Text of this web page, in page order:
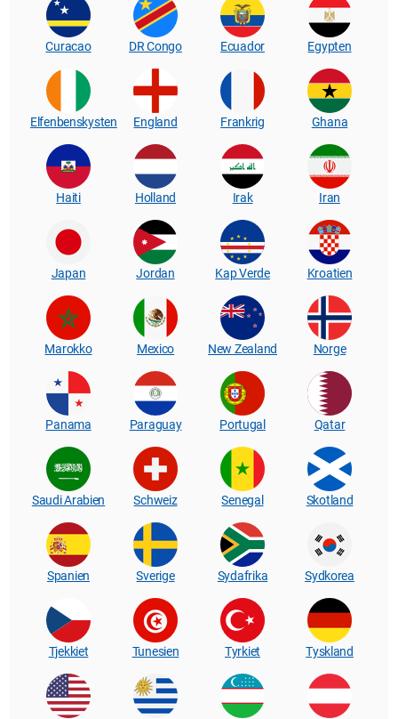
Curacao DR Congo Ecuador Egypten
Elfenbenskysten England Frankrig Ghana
Haiti Holland Irak Iran
Japan Jordan Kap Verde Kroatien
Marokko Mexico New Zealand Norge
Panama Paraguay Portugal Qatar
Saudi Arabien Schweiz Senegal Skotland
Spanien Sverige Sydafrika Sydkorea
Tjekkiet Tunesien Tyrkiet Tyskland